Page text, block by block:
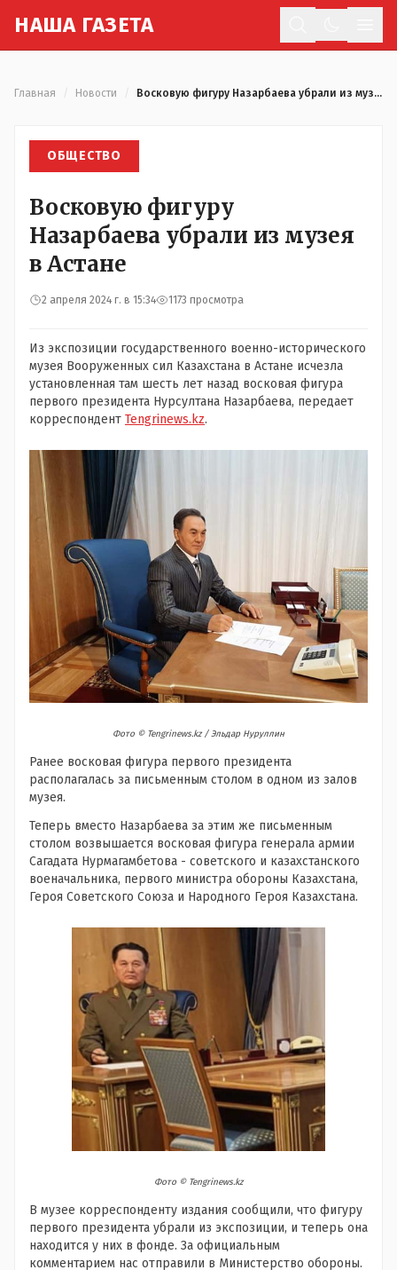
НАША ГАЗЕТА
Главная Новости Восковую фигуру Назарбаева убрали из музея в Астане
ОБЩЕСТВО
Восковую фигуру
Назарбаева убрали из музея
в Астане
2 апреля 2024 г. в 15:34 1173 просмотра
Из экспозиции государственного военно-исторического
музея Вооруженных сил Казахстана в Астане исчезла
установленная там шесть лет назад восковая фигура
первого президента Нурсултана Назарбаева, передает
корреспондент Tengrinews.kz.
Фото ©️ Tengrinews.kz / Эльдар Нуруллин
Ранее восковая фигура первого президента
располагалась за письменным столом в одном из залов
музея.
Теперь вместо Назарбаева за этим же письменным
столом возвышается восковая фигура генерала армии
Сагадата Нурмагамбетова - советского и казахстанского
военачальника, первого министра обороны Казахстана,
Героя Советского Союза и Народного Героя Казахстана.
Фото ©️ Tengrinews.kz
В музее корреспонденту издания сообщили, что фигуру
первого президента убрали из экспозиции, и теперь она
находится у них в фонде. За официальным
комментарием нас отправили в Министерство обороны.